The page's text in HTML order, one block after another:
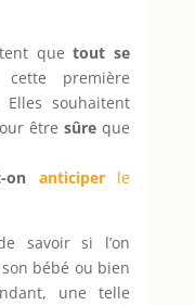
quetout se
première
souhaitent
être sûre que
on anticiperle
savoir si l’on
bébé ou bien
une telle